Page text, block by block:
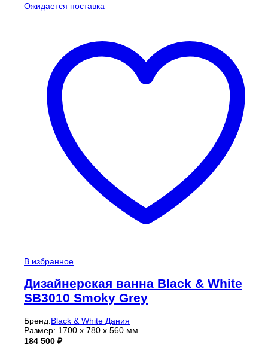
Ожидается поставка
В избранное
Дизайнерская ванна Black & White
SB3010 Smoky Grey
Бренд:Black & White Дания
Размер: 1700 х 780 х 560 мм.
184 500 ₽